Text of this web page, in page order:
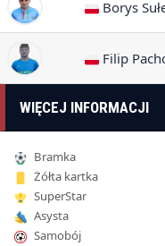
Borys
Filip
WIĘCEJ INFORMACJI
Bramka
Żółta kartka
SuperStar
Asysta
Samobój